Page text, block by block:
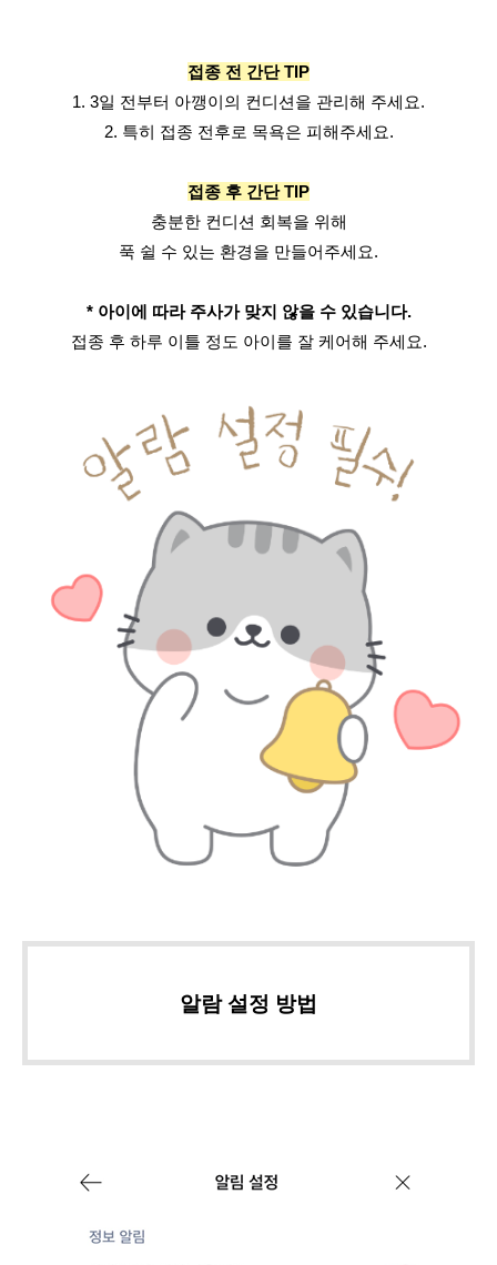
접종 전 간단 TIP
1. 3일 전부터 아깽이의 컨디션을 관리해 주세요.
2. 특히 접종 전후로 목욕은 피해주세요.
접종 후 간단 TIP
충분한 컨디션 회복을 위해
푹 쉴 수 있는 환경을 만들어주세요.
* 아이에 따라 주사가 맞지 않을 수 있습니다.
접종 후 하루 이틀 정도 아이를 잘 케어해 주세요.
알람 설정 방법